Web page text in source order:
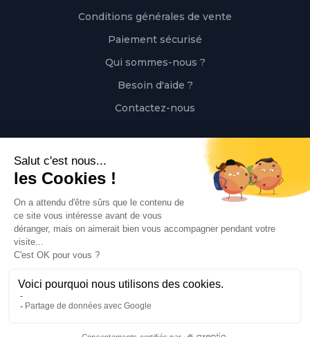
Conditions générales de vente
Paiement sécurisé
Qui sommes-nous ?
Besoin d'aide ?
Contactez-nous
Polaert Pièces Auto, 25 Rue des Perrets, 76680
Appeler
Envoyer un mail
contact@polaert-pieces-auto.fr